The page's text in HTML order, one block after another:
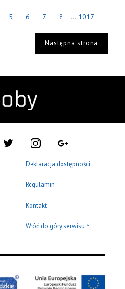
5 6 7 8 ... 1017
Następna strona
Deklaracja dostępności
Regulamin
Kontakt
Wróć do góry serwisu ^